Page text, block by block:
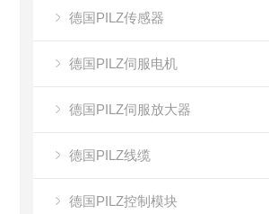
德国PILZ传感器
德国PILZ伺服电机
德国PILZ伺服放大器
德国PILZ线缆
德国PILZ控制模块